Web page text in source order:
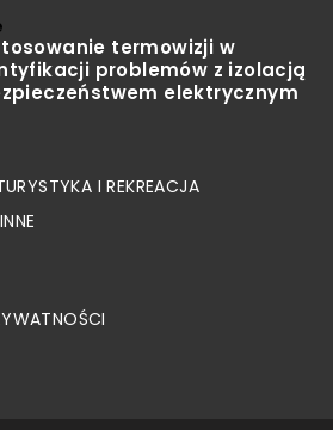
termowizji w
problemów z izolacją
elektrycznym
I REKREACJA
INNE